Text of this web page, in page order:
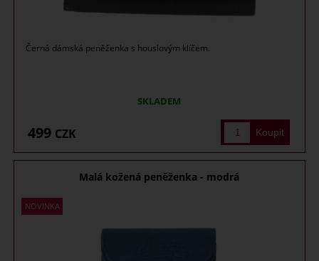
Černá dámská peněženka s houslovým klíčem.
SKLADEM
499 CZK
Malá kožená peněženka - modrá